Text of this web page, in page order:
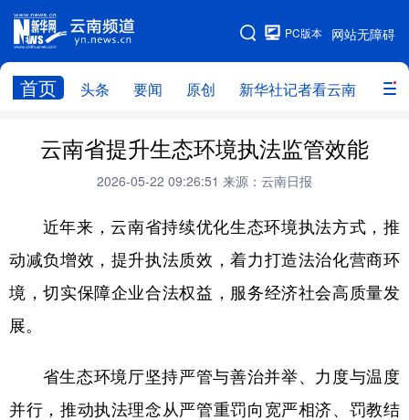
网站无障碍
PC版本
首页 头条 要闻 原创 新华社记者看云南 政务
网站地图
头条 云南要闻 本网原创
新华社记者看云南 政务
廉政 云南省领导报道集 旅游
教育
州市
社会
图片
云南青年说 趣看文物
云南省提升生态环境执法监管效能
2026-05-22 09:26:51 来源：云南日报
近年来，云南省持续优化生态环境执法方式，推
动减负增效，提升执法质效，着力打造法治化营商环
境，切实保障企业合法权益，服务经济社会高质量发
展。
省生态环境厅坚持严管与善治并举、力度与温度
并行，推动执法理念从严管重罚向宽严相济、罚教结